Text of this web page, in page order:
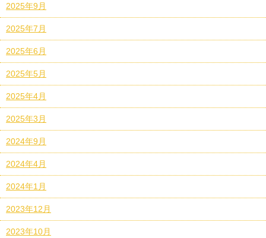
2025年9月
2025年7月
2025年6月
2025年5月
2025年4月
2025年3月
2024年9月
2024年4月
2024年1月
2023年12月
2023年10月